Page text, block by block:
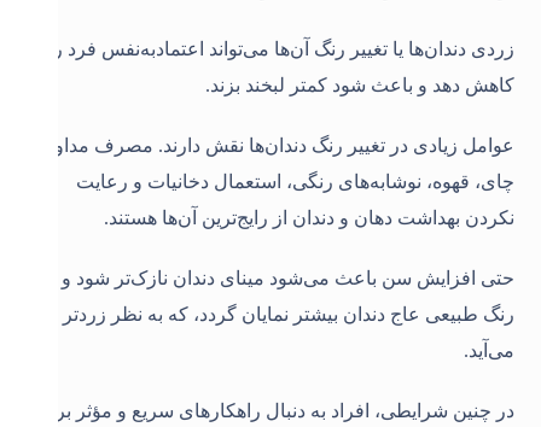
زردی دندان‌ها یا تغییر رنگ آن‌ها می‌تواند اعتمادبه‌نفس فرد را
کاهش دهد و باعث شود کمتر لبخند بزند.
عوامل زیادی در تغییر رنگ دندان‌ها نقش دارند. مصرف مداوم
چای، قهوه، نوشابه‌های رنگی، استعمال دخانیات و رعایت
نکردن بهداشت دهان و دندان از رایج‌ترین آن‌ها هستند.
حتی افزایش سن باعث می‌شود مینای دندان نازک‌تر شود و
رنگ طبیعی عاج دندان بیشتر نمایان گردد، که به نظر زردتر
می‌آید.
در چنین شرایطی، افراد به دنبال راهکارهای سریع و مؤثر برای